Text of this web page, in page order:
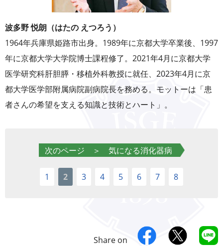
波多野 悦朗（はたの えつろう）
1964年兵庫県姫路市出身。1989年に京都大学卒業後、1997
年に京都大学大学院博士課程修了。2021年4月に京都大学
医学研究科肝胆膵・移植外科教授に就任、2023年4月に京
都大学医学部附属病院副病院長を務める。モットーは「患
者さんの希望を支える知識と技術とハート」。
次のページ ＞ 気になる消化器病
1 2 3 4 5 6 7 8
Share on